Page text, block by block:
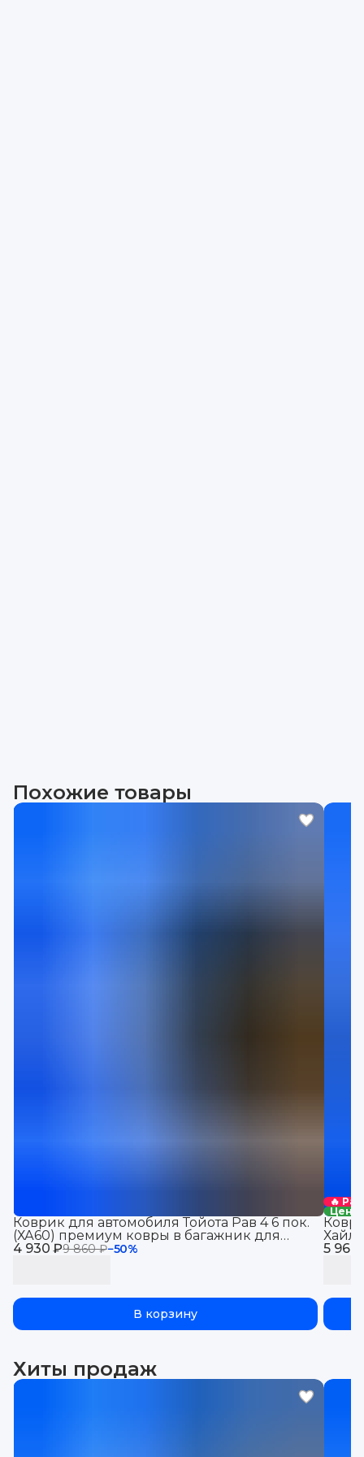
Похожие товары
4 930 ₽9 860 ₽−50%
Коврик для автомобиля Тойота Рав 4 6 пок.
(ХА60) премиум ковры в багажник для
автомобиля Toyota RAV 4 VI пок. (XA60)
В корзину
🔥
Цена
5 960
Хиты продаж